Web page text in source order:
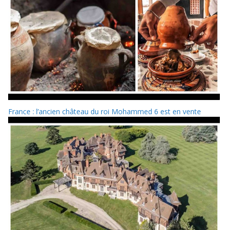
France : l’ancien château du roi Mohammed 6 est en vente